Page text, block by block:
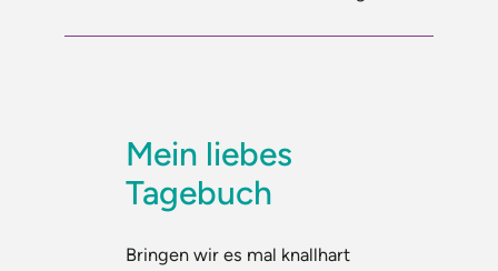
Mein liebes
Tagebuch
Bringen wir es mal knallhart